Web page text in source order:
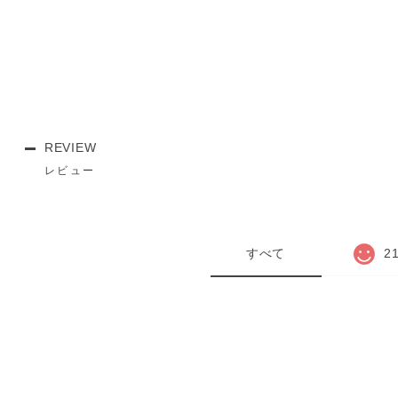
REVIEW
レビュー
すべて 21